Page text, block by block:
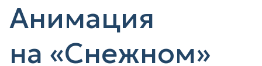
Анимация
на «Снежном»